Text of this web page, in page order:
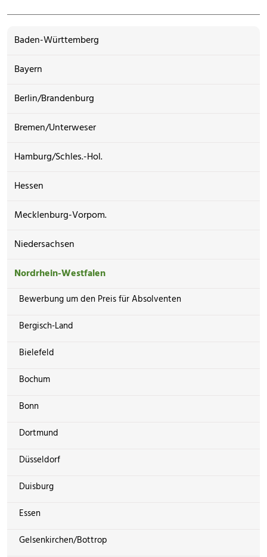
Baden-Württemberg
Bayern
Berlin/Brandenburg
Bremen/Unterweser
Hamburg/Schles.-Hol.
Hessen
Mecklenburg-Vorpom.
Niedersachsen
Nordrhein-Westfalen
Bewerbung um den Preis für Absolventen
Bergisch-Land
Bielefeld
Bochum
Bonn
Dortmund
Düsseldorf
Duisburg
Essen
Gelsenkirchen/Bottrop